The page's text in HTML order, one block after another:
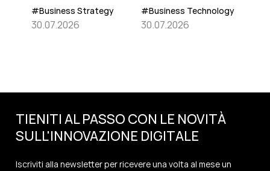
#Business Strategy
30.07.2026
#Business Technology
30.07.2026
TIENITI AL PASSO CON LE NOVITÀ
SULL'INNOVAZIONE DIGITALE
Iscriviti alla newsletter per ricevere una volta al mese un